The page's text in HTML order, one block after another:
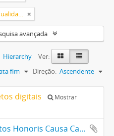
A.F.A. Agência Fotográfica de Actualidades
avançada
Hierarchy
Ver:
fim Direção: Ascendente
digitais
Mostrar
Doutoramentos Honoris Causa Caldeira Cabral e Henrique de Barros